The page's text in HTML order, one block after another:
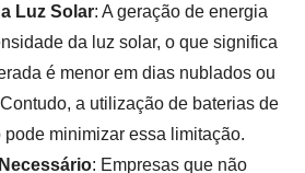
Luz Solar: A geração de energia
da luz solar, o que significa
é menor em dias nublados ou
a utilização de baterias de
pode minimizar essa limitação.
: Empresas que não